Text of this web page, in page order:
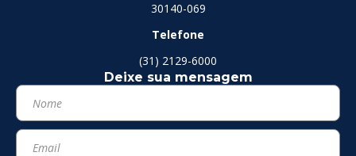
30140-069
Telefone
(31) 2129-6000
Deixe sua mensagem